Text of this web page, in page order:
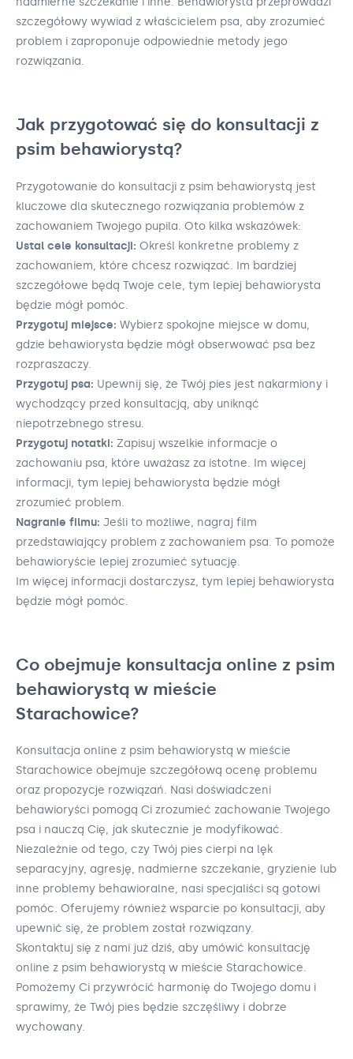
szczegółowy wywiad z właścicielem psa, aby zrozumieć
problem i zaproponuje odpowiednie metody jego
rozwiązania.
Jak przygotować się do konsultacji z
psim behawiorystą?
Przygotowanie do konsultacji z psim behawiorystą jest
kluczowe dla skutecznego rozwiązania problemów z
zachowaniem Twojego pupila. Oto kilka wskazówek:
Ustal cele konsultacji: Określ konkretne problemy z
zachowaniem, które chcesz rozwiązać. Im bardziej
szczegółowe będą Twoje cele, tym lepiej behawiorysta
będzie mógł pomóc.
Przygotuj miejsce: Wybierz spokojne miejsce w domu,
gdzie behawiorysta będzie mógł obserwować psa bez
rozpraszaczy.
Przygotuj psa: Upewnij się, że Twój pies jest nakarmiony i
wychodzący przed konsultacją, aby uniknąć
niepotrzebnego stresu.
Przygotuj notatki: Zapisuj wszelkie informacje o
zachowaniu psa, które uważasz za istotne. Im więcej
informacji, tym lepiej behawiorysta będzie mógł
zrozumieć problem.
Nagranie filmu: Jeśli to możliwe, nagraj film
przedstawiający problem z zachowaniem psa. To pomoże
behawioryście lepiej zrozumieć sytuację.
Im więcej informacji dostarczysz, tym lepiej behawiorysta
będzie mógł pomóc.
Co obejmuje konsultacja online z psim
behawiorystą w mieście
Starachowice?
Konsultacja online z psim behawiorystą w mieście
Starachowice obejmuje szczegółową ocenę problemu
oraz propozycje rozwiązań. Nasi doświadczeni
behawioryści pomogą Ci zrozumieć zachowanie Twojego
psa i nauczą Cię, jak skutecznie je modyfikować.
Niezależnie od tego, czy Twój pies cierpi na lęk
separacyjny, agresję, nadmierne szczekanie, gryzienie lub
inne problemy behawioralne, nasi specjaliści są gotowi
pomóc. Oferujemy również wsparcie po konsultacji, aby
upewnić się, że problem został rozwiązany.
Skontaktuj się z nami już dziś, aby umówić konsultację
online z psim behawiorystą w mieście Starachowice.
Pomożemy Ci przywrócić harmonię do Twojego domu i
sprawimy, że Twój pies będzie szczęśliwy i dobrze
wychowany.